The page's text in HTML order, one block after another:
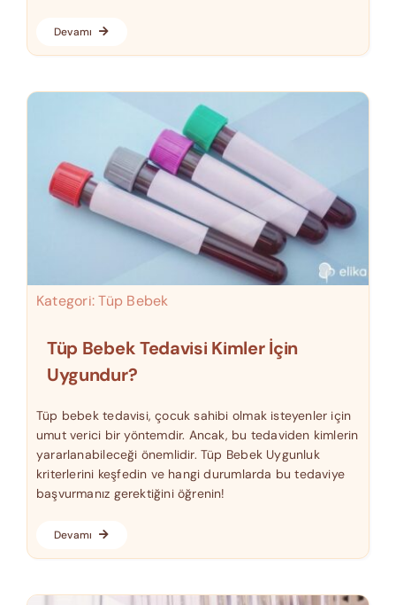
Devamı
Kategori:Tüp Bebek
Tüp Bebek Tedavisi Kimler İçin
Uygundur?
Tüp bebek tedavisi, çocuk sahibi olmak isteyenler için
umut verici bir yöntemdir. Ancak, bu tedaviden kimlerin
yararlanabileceği önemlidir. Tüp Bebek Uygunluk
kriterlerini keşfedin ve hangi durumlarda bu tedaviye
başvurmanız gerektiğini öğrenin!
Devamı